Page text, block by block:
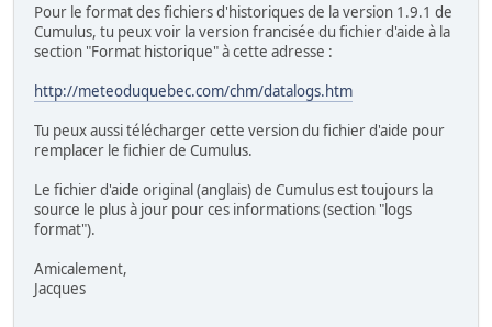
Pour le format des fichiers d'historiques de la version 1.9.1 de
Cumulus, tu peux voir la version francisée du fichier d'aide à la
section "Format historique" à cette adresse :
http://meteoduquebec.com/chm/datalogs.htm
Tu peux aussi télécharger cette version du fichier d'aide pour
remplacer le fichier de Cumulus.
Le fichier d'aide original (anglais) de Cumulus est toujours la
source le plus à jour pour ces informations (section "logs
format").
Amicalement,
Jacques